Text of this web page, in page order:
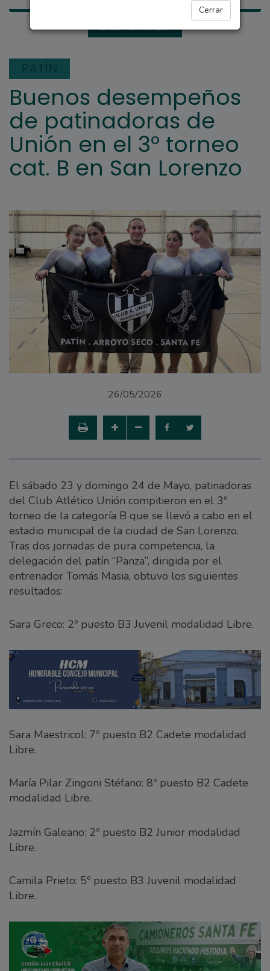
Cerrar
DEPORTES
Buenos desempeños
de patinadoras de
Unión en el 3º torneo
cat. B en San Lorenzo
26/05/2026
El sábado 23 y domingo 24 de Mayo, patinadoras
del Club Atlético Unión compitieron en el 3º
torneo de la categoría B que se llevó a cabo en el
estadio municipal de la ciudad de San Lorenzo.
Tras dos jornadas de pura competencia, la
delegación del patín “Panza”, dirigida por el
entrenador Tomás Masia, obtuvo los siguientes
resultados:
Sara Greco: 2º puesto B3 Juvenil modalidad Libre.
Sara Maestricol: 7º puesto B2 Cadete modalidad
Libre.
María Pilar Zingoni Stéfano: 8º puesto B2 Cadete
modalidad Libre.
Jazmín Galeano: 2º puesto B2 Junior modalidad
Libre.
Camila Prieto: 5º puesto B3 Juvenil modalidad
Libre.